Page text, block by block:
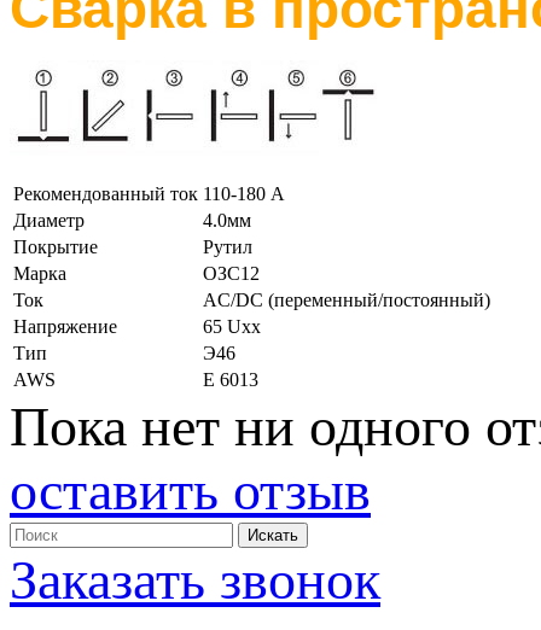
Рекомендованный ток 110-180 А
Диаметр
4.0мм
Покрытие
Рутил
Марка
ОЗС12
Ток
AC/DC (переменный/постоянный)
Напряжение
65 Uxx
Тип
Э46
AWS
Е 6013
Пока нет ни одного
оставить отзыв
Заказать звонок